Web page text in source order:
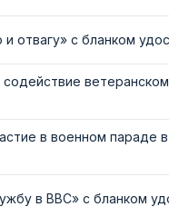
отвагу» с бланком
в военном параде
в ВВС» с бланком